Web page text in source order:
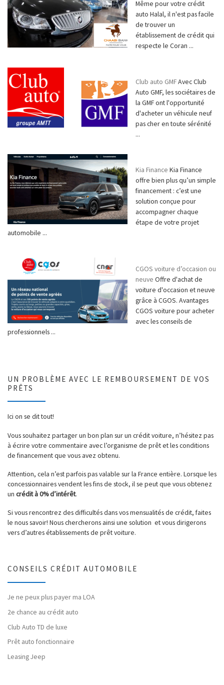
Même pour votre crédit
auto Halal, il n'est pas facile
de trouver un
établissement de crédit qui
respecte le Coran ...
Club auto GMFAvec Club
Auto GMF, les sociétaires de
la GMF ont l'opportunité
d'acheter un véhicule neuf
pas cher en toute sérénité
...
Kia Finance Kia Finance
offre bien plus qu’un simple
financement : c’est une
solution conçue pour
accompagner chaque
étape de votre projet
automobile ...
CGOS voiture d’occasion ou
neuve Offre d'achat de
voiture d'occasion et neuve
grâce à CGOS. Avantages
CGOS voiture pour acheter
avec les conseils de
professionnels ...
UN PROBLÈME AVEC LE REMBOURSEMENT DE VOS
PRÊTS
Ici on se dit tout!
Vous souhaitez partager un bon plan sur un crédit voiture, n’hésitez pas
à écrire votre commentaire avec l’organisme de prêt et les conditions
de financement que vous avez obtenu.
Attention, cela n’est parfois pas valable sur la France entière. Lorsque les
concessionnaires vendent les fins de stock, il se peut que vous obtenez
un crédit à 0% d’intérêt.
Si vous rencontrez des difficultés dans vos mensualités de crédit, faites
le nous savoir! Nous chercherons ainsi une solution et vous dirigerons
vers d’autres établissements de prêt voiture.
CONSEILS CRÉDIT AUTOMOBILE
Je ne peux plus payer ma LOA
2e chance au crédit auto
Club Auto TD de luxe
Prêt auto fonctionnaire
Leasing Jeep